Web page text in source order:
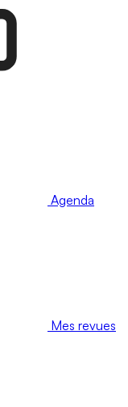
Agenda
Mes revues